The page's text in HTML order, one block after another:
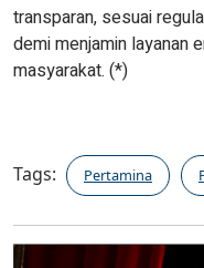
transparan, sesuai
demi menjamin layanan
masyarakat. (*)
Tags: Pertamina